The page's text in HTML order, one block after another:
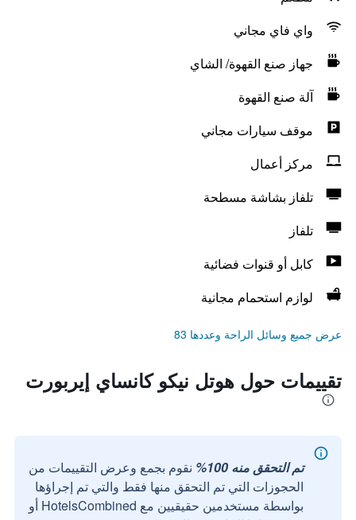
واي فاي مجاني
جهاز صنع القهوة/ الشاي
آلة صنع القهوة
موقف سيارات مجاني
مركز أعمال
تلفاز بشاشة مسطحة
تلفاز
كابل أو قنوات فضائية
لوازم استحمام مجانية
عرض جميع وسائل الراحة وعددها 83
تقييمات حول هوتل نيكو كانساي إيربورت
تم التحقق منه 100%
نقوم بجمع وعرض التقييمات من
الحجوزات التي تم التحقق منها فقط والتي تم إجراؤها
بواسطة مستخدمين حقيقيين مع HotelsCombined أو